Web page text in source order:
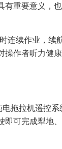
重要意义，
连续作业，续
作者听力健
拖拉机遥控
可完成犁地